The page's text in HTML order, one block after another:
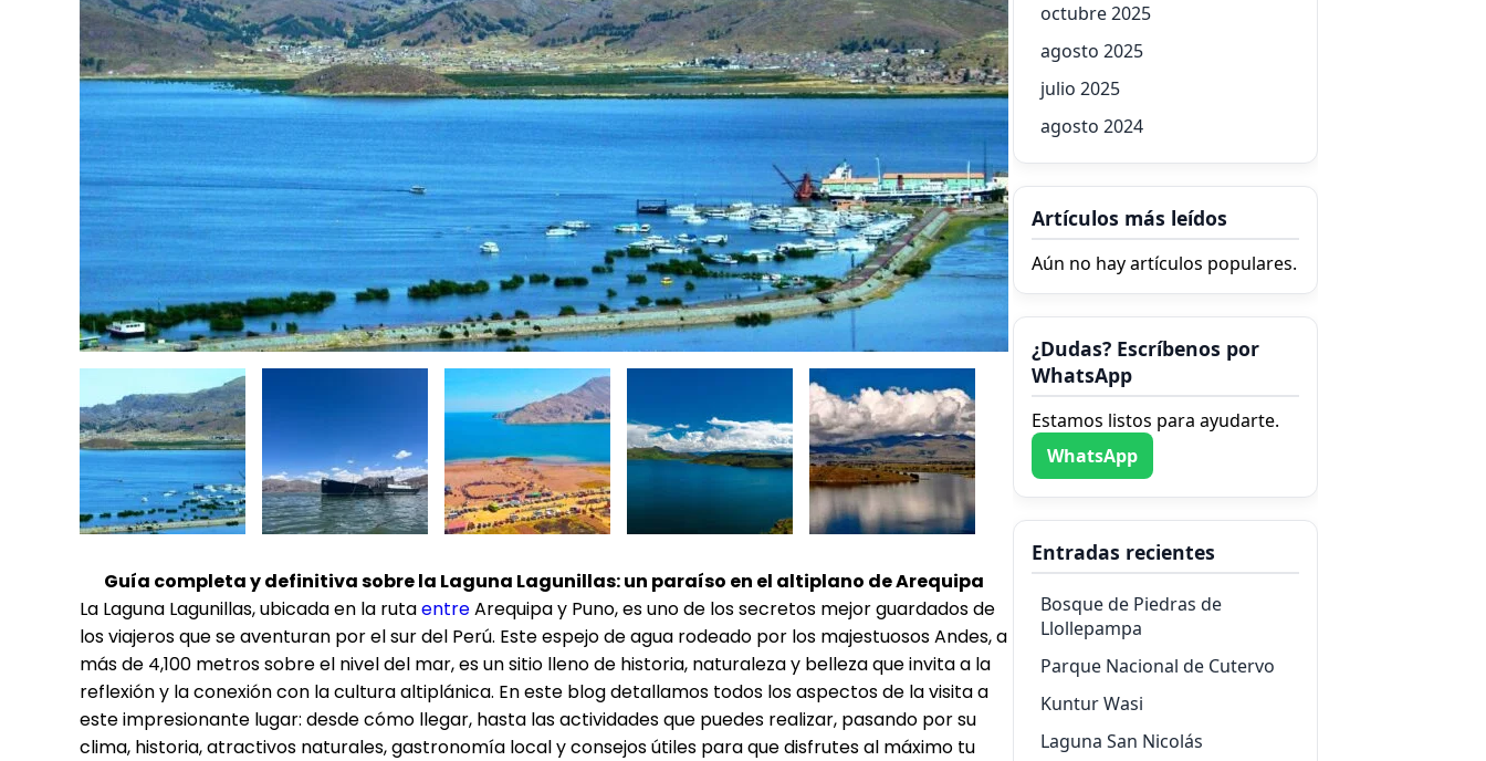
Guía completa y definitiva sobre la Laguna Lagunillas: un paraíso en el altiplano de Arequipa
La Laguna Lagunillas, ubicada en la rutaentreArequipa y Puno, es uno de los secretos mejor guardados de
los viajeros que se aventuran por el sur del Perú. Este espejo de agua rodeado por los majestuosos Andes, a
más de 4,100 metros sobre el nivel del mar, es un sitio lleno de historia, naturaleza y belleza que invita a la
reflexión y la conexión con la cultura altiplánica. En este blog detallamos todos los aspectos de la visita a
este impresionante lugar: desde cómo llegar, hasta las actividades que puedes realizar, pasando por su
clima, historia, atractivos naturales, gastronomía local y consejos útiles para que disfrutes al máximo tu
octubre 2025
agosto 2025
julio 2025
agosto 2024
Artículos más leídos
Aún no hay artículos populares.
¿Dudas? Escríbenos por
WhatsApp
Estamos listos para ayudarte.
WhatsApp
Entradas recientes
Bosque de Piedras de
Llollepampa
Parque Nacional de Cutervo
Kuntur Wasi
Laguna San Nicolás